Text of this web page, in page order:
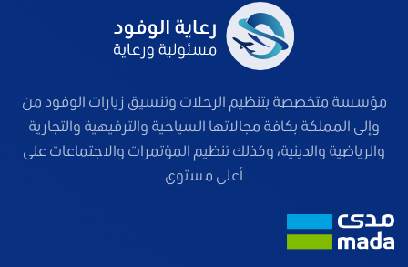
مؤسسة متخصصة بتنظيم الرحلات وتنسيق زيارات الوفود من
وإلى المملكة بكافة مجالاتها السياحية والترفيهية والتجارية
والرياضية والدينية، وكذلك تنظيم المؤتمرات والاجتماعات على
أعلى مستوى